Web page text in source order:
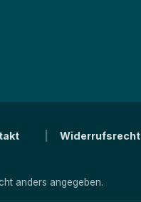
Widerrufsrecht
anders angegeben.